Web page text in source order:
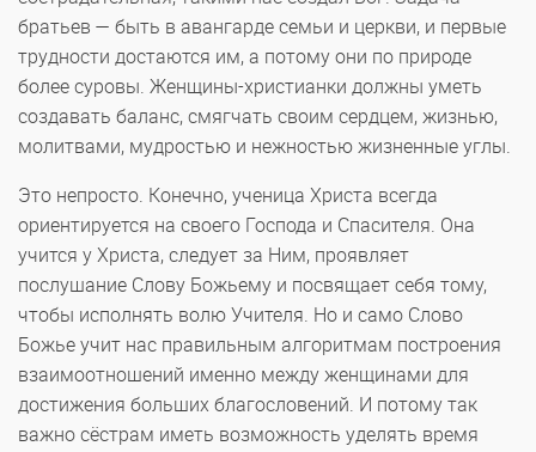
братьев — быть в авангарде семьи и церкви, и первые
трудности достаются им, а потому они по природе
более суровы. Женщины-христианки должны уметь
создавать баланс, смягчать своим сердцем, жизнью,
молитвами, мудростью и нежностью жизненные углы.
Это непросто. Конечно, ученица Христа всегда
ориентируется на своего Господа и Спасителя. Она
учится у Христа, следует за Ним, проявляет
послушание Слову Божьему и посвящает себя тому,
чтобы исполнять волю Учителя. Но и само Слово
Божье учит нас правильным алгоритмам построения
взаимоотношений именно между женщинами для
достижения больших благословений. И потому так
важно сёстрам иметь возможность уделять время